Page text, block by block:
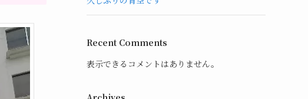
Recent Comments
表示できるコメントはありません。